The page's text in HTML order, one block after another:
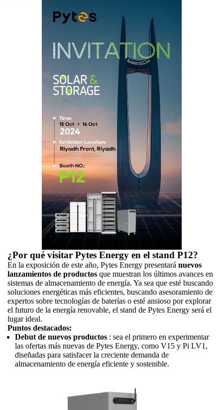
¿Por qué visitar Pytes Energy en el stand P12?
En la exposición de este año, Pytes Energy presentará nuevos
lanzamientos de productos que muestran los últimos avances en
sistemas de almacenamiento de energía. Ya sea que esté buscando
soluciones energéticas más eficientes, buscando asesoramiento de
expertos sobre tecnologías de baterías o esté ansioso por explorar
el futuro de la energía renovable, el stand de Pytes Energy será el
lugar ideal.
Puntos destacados:
Debut de nuevos productos : sea el primero en experimentar
las ofertas más nuevas de Pytes Energy, como V15 y Pi LV1,
diseñadas para satisfacer la creciente demanda de
almacenamiento de energía eficiente y sostenible.